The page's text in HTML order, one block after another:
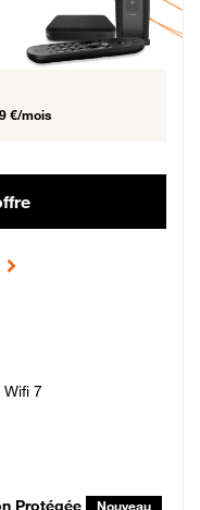
€/mois
Wifi 7
Protégée Nouveau